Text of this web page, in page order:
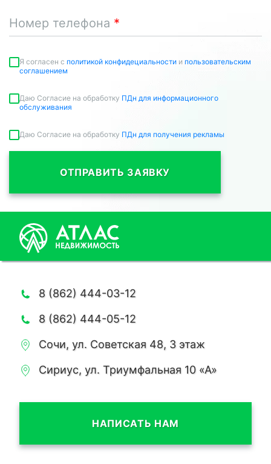
Номер телефона
Я согласен c политикой конфидециальности и пользовательским
соглашением
Даю Согласие на обработку ПДн для информационного
обслуживания
Даю Согласие на обработку ПДн для получения рекламы
ОТПРАВИТЬ ЗАЯВКУ
8 (862) 444-03-12
8 (862) 444-05-12
Сочи, ул. Советская 48, 3 этаж
Сириус, ул. Триумфальная 10 «А»
НАПИСАТЬ НАМ